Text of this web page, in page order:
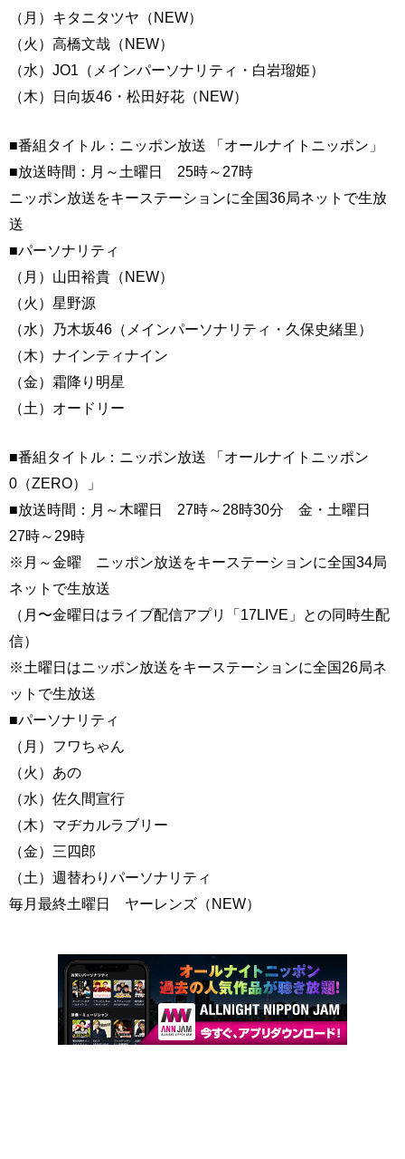
（月）キタニタツヤ（NEW）
（火）高橋文哉（NEW）
（水）JO1（メインパーソナリティ・白岩瑠姫）
（木）日向坂46・松田好花（NEW）
■番組タイトル：ニッポン放送 「オールナイトニッポン」
■放送時間：月～土曜日 25時～27時
ニッポン放送をキーステーションに全国36局ネットで生放
送
■パーソナリティ
（月）山田裕貴（NEW）
（火）星野源
（水）乃木坂46（メインパーソナリティ・久保史緒里）
（木）ナインティナイン
（金）霜降り明星
（土）オードリー
■番組タイトル：ニッポン放送 「オールナイトニッポン
0（ZERO）」
■放送時間：月～木曜日 27時～28時30分 金・土曜日
27時～29時
※月～金曜 ニッポン放送をキーステーションに全国34局
ネットで生放送
（月〜金曜日はライブ配信アプリ「17LIVE」との同時生配
信）
※土曜日はニッポン放送をキーステーションに全国26局ネ
ットで生放送
■パーソナリティ
（月）フワちゃん
（火）あの
（水）佐久間宣行
（木）マヂカルラブリー
（金）三四郎
（土）週替わりパーソナリティ
毎月最終土曜日 ヤーレンズ（NEW）